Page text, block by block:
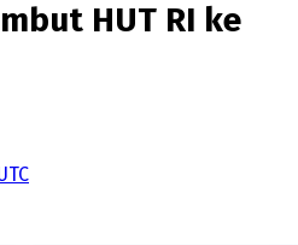
HUT RI ke